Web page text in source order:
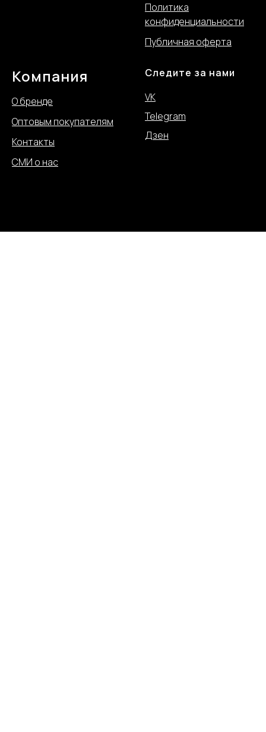
Политика
конфиденциальности
Публичная оферта
Компания
О бренде
Оптовым покупателям
Контакты
СМИ о нас
Следите за нами
VK
Telegram
Дзен